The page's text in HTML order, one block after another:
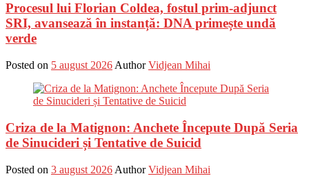
Procesul lui Florian Coldea, fostul prim-adjunct
SRI, avansează în instanță: DNA primește undă
verde
Posted on 5 august 2026 Author Vidjean Mihai
Criza de la Matignon: Anchete Începute După Seria
de Sinucideri și Tentative de Suicid
Posted on 3 august 2026 Author Vidjean Mihai